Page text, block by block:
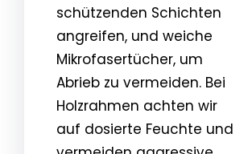
schützenden Schichten
angreifen, und weiche
Mikrofasertücher, um
Abrieb zu vermeiden. Bei
Holzrahmen achten wir
auf dosierte Feuchte und